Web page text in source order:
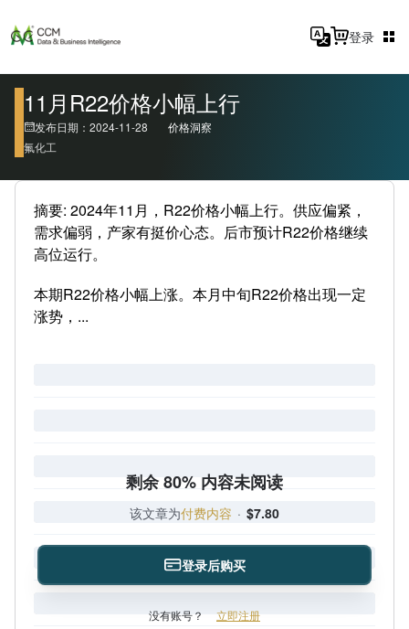
登录
11月R22价格小幅上行
发布日期：2024-11-28
价格洞察
氟化工
摘要: 2024年11月，R22价格小幅上行。供应偏紧，
需求偏弱，产家有挺价心态。后市预计R22价格继续
高位运行。
本期R22价格小幅上涨。本月中旬R22价格出现一定
涨势，...
剩余 80% 内容未阅读
该文章为付费内容 · $7.80
登录后购买
没有账号？ 立即注册